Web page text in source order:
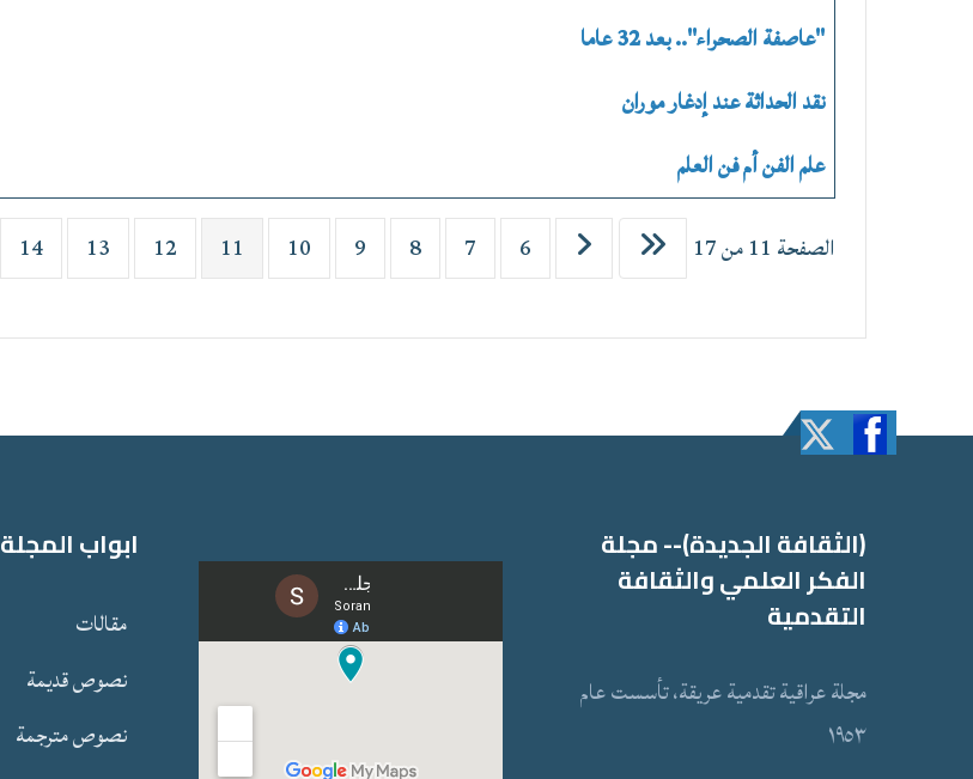
"عاصفة الصحراء".. بعد 32 عاما
نقد الحداثة عند إدغار موران
علم الفن أم فن العلم
الصفحة 11 من 17 6
7
8
9
10
11
12
13
14
(الثقافة الجدیدة)-- مجلة
الفكر العلمي والثقافة
التقدمیة
مجلة عراقیة تقدمیة عریقة، تأسست عام
١٩٥٣
ابواب المجلة
مقالات
نصوص قدیمة
نصوص مترجمة